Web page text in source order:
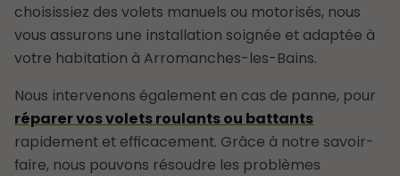
choisissiez des volets manuels ou motorisés, nous
vous assurons une installation soignée et adaptée à
votre habitation à Arromanches-les-Bains.
Nous intervenons également en cas de panne, pour
réparer vos volets roulants ou battants
rapidement et efficacement. Grâce à notre savoir-
faire, nous pouvons résoudre les problèmes